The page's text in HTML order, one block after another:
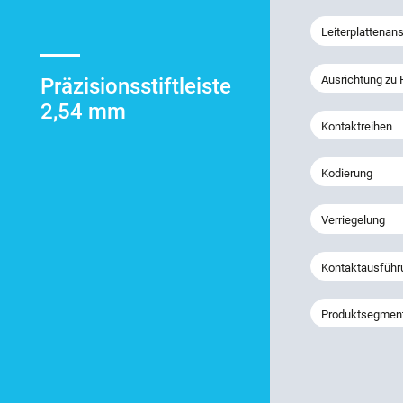
Präzisionsstiftleiste
2,54 mm
Ausrichtung zu
Kontaktreihen
Kodierung
Verriegelung